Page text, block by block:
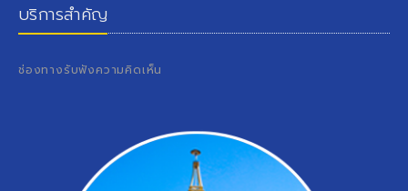
บริการสำคัญ
ช่องทางรับฟังความคิดเห็น